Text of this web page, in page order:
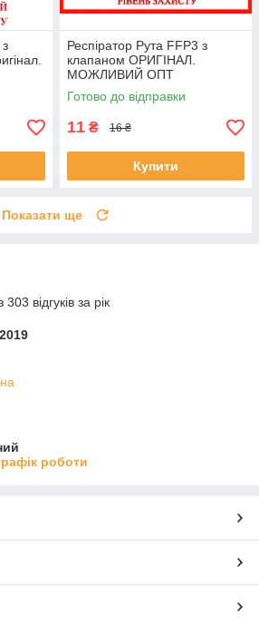
Респіратор Рута FFP3 з
клапаном ОРИГІНАЛ.
МОЖЛИВИЙ ОПТ
Готово до відправки
11 ₴ 16 ₴
Купити
Показати ще
відгуків за рік
роботи